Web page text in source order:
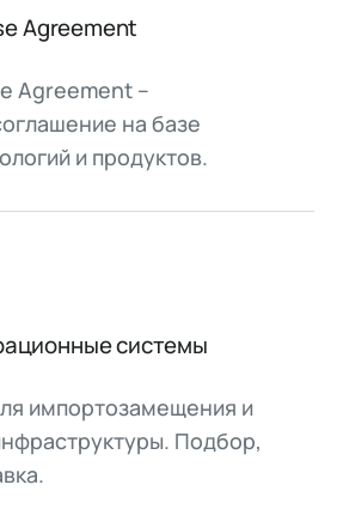
Agreement
Agreement –
на базе
и продуктов.
продуктов различных
системы
импортозамещения и
Подбор,